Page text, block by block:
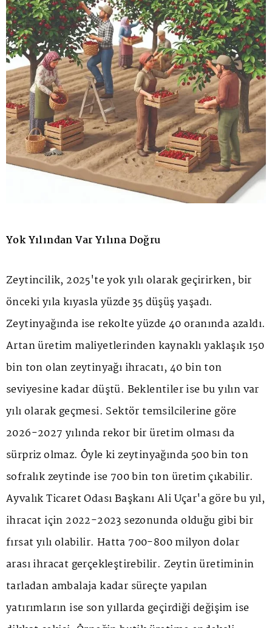
Yok Yılından Var Yılına Doğru
Zeytincilik, 2025'te yok yılı olarak geçirirken, bir
önceki yıla kıyasla yüzde 35 düşüş yaşadı.
Zeytinyağında ise rekolte yüzde 40 oranında azaldı.
Artan üretim maliyetlerinden kaynaklı yaklaşık 150
bin ton olan zeytinyağı ihracatı, 40 bin ton
seviyesine kadar düştü. Beklentiler ise bu yılın var
yılı olarak geçmesi. Sektör temsilcilerine göre
2026-2027 yılında rekor bir üretim olması da
sürpriz olmaz. Öyle ki zeytinyağında 500 bin ton
sofralık zeytinde ise 700 bin ton üretim çıkabilir.
Ayvalık Ticaret Odası Başkanı Ali Uçar'a göre bu yıl,
ihracat için 2022-2023 sezonunda olduğu gibi bir
fırsat yılı olabilir. Hatta 700-800 milyon dolar
arası ihracat gerçekleştirebilir. Zeytin üretiminin
tarladan ambalaja kadar süreçte yapılan
yatırımların ise son yıllarda geçirdiği değişim ise